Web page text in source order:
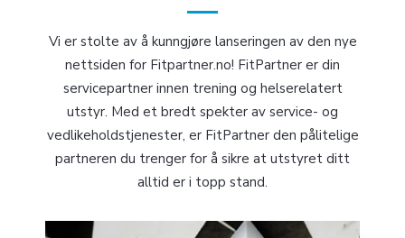
Vi er stolte av å kunngjøre lanseringen av den nye
nettsiden for Fitpartner.no! FitPartner er din
servicepartner innen trening og helserelatert
utstyr. Med et bredt spekter av service- og
vedlikeholdstjenester, er FitPartner den pålitelige
partneren du trenger for å sikre at utstyret ditt
alltid er i topp stand.